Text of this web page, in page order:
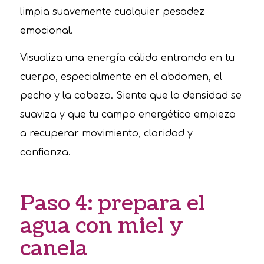
limpia suavemente cualquier pesadez
emocional.
Visualiza una energía cálida entrando en tu
cuerpo, especialmente en el abdomen, el
pecho y la cabeza. Siente que la densidad se
suaviza y que tu campo energético empieza
a recuperar movimiento, claridad y
confianza.
Paso 4: prepara el
agua con miel y
canela